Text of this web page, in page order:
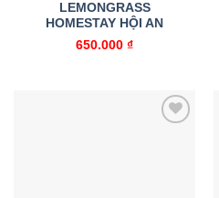
LEMONGRASS
HOMESTAY HỘI AN
650.000 ₫